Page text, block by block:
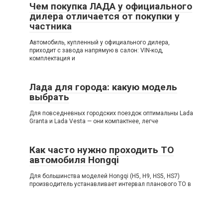
Чем покупка ЛАДА у официального
дилера отличается от покупки у
частника
Автомобиль, купленный у официального дилера,
приходит с завода напрямую в салон: VIN-код,
комплектация и
Лада для города: какую модель
выбрать
Для повседневных городских поездок оптимальны Lada
Granta и Lada Vesta — они компактнее, легче
Как часто нужно проходить ТО
автомобиля Hongqi
Для большинства моделей Hongqi (H5, H9, HS5, HS7)
производитель устанавливает интервал планового ТО в